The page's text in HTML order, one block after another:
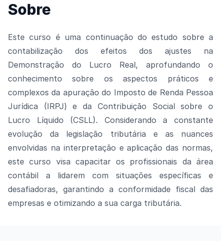
Sobre
Este curso é uma continuação do estudo sobre a
contabilização dos efeitos dos ajustes na
Demonstração do Lucro Real, aprofundando o
conhecimento sobre os aspectos práticos e
complexos da apuração do Imposto de Renda Pessoa
Jurídica (IRPJ) e da Contribuição Social sobre o
Lucro Líquido (CSLL). Considerando a constante
evolução da legislação tributária e as nuances
envolvidas na interpretação e aplicação das normas,
este curso visa capacitar os profissionais da área
contábil a lidarem com situações específicas e
desafiadoras, garantindo a conformidade fiscal das
empresas e otimizando a sua carga tributária.